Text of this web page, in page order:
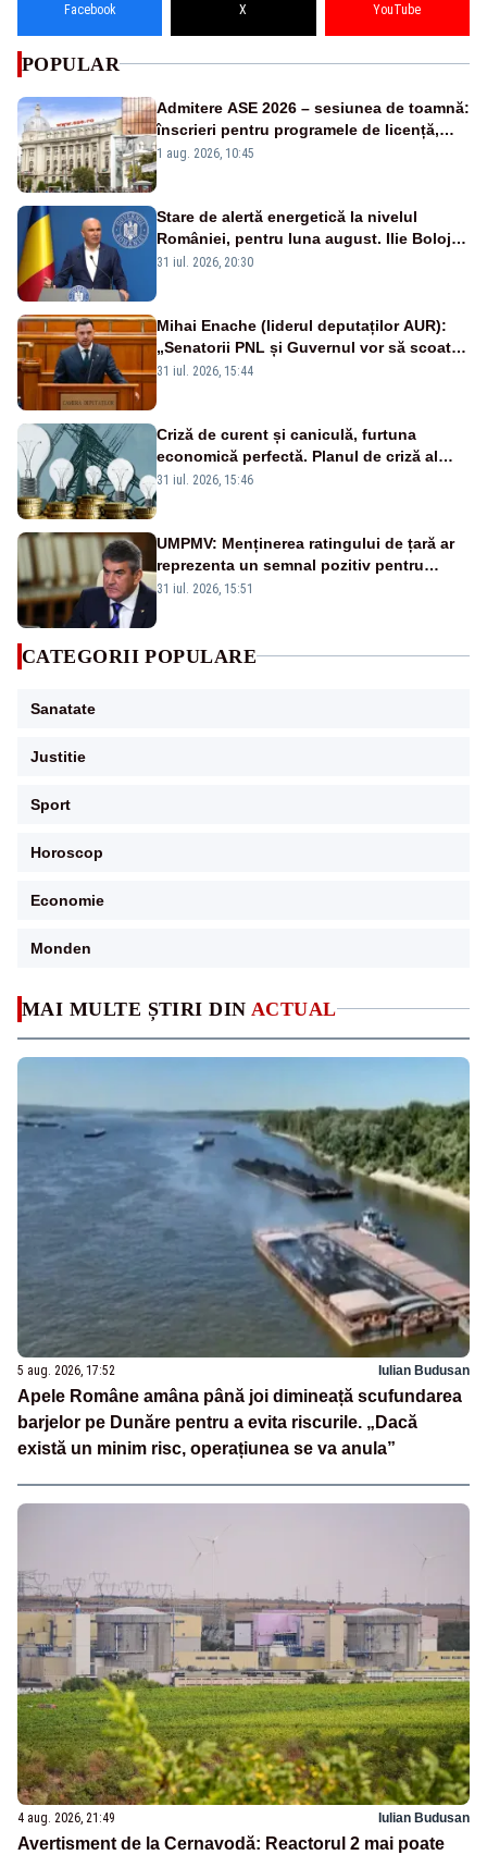
MAI MULTE ȘTIRI DIN ACTUAL
5 aug. 2026, 17:52 Iulian Budusan
Apele Române amâna până joi dimineață scufundarea
barjelor pe Dunăre pentru a evita riscurile. „Dacă
există un minim risc, operațiunea se va anula”
4 aug. 2026, 21:49 Iulian Budusan
Avertisment de la Cernavodă: Reactorul 2 mai poate
Facebook X YouTube
POPULAR
Admitere ASE 2026 – sesiunea de toamnă:
înscrieri pentru programele de licență,
masterat și doctorat
1 aug. 2026, 10:45
Stare de alertă energetică la nivelul
României, pentru luna august. Ilie Bolojan
a anunțat importuri și posibile restricții –
31 iul. 2026, 20:30
Mihai Enache (liderul deputaților AUR):
„Senatorii PNL și Guvernul vor să scoată
la vânzare bunuri publice pentru a stinge
31 iul. 2026, 15:44
Criză de curent și caniculă, furtuna
economică perfectă. Planul de criză al
Guvernului pentru Sistemul Energetic
31 iul. 2026, 15:46
UMPMV: Menținerea ratingului de țară ar
reprezenta un semnal pozitiv pentru
România. Autoritățile trebuie să continue
31 iul. 2026, 15:51
CATEGORII POPULARE
Sanatate
Justitie
Sport
Horoscop
Economie
Monden